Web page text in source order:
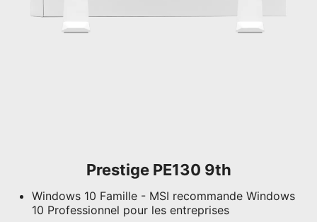
Prestige PE130 9th
Windows 10 Famille - MSI recommande Windows
10 Professionnel pour les entreprises